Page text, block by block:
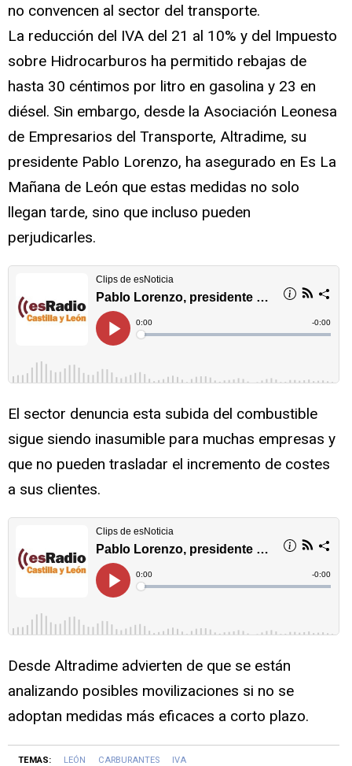
no convencen al sector del transporte.
La reducción del IVA del 21 al 10% y del Impuesto
sobre Hidrocarburos ha permitido rebajas de
hasta 30 céntimos por litro en gasolina y 23 en
diésel. Sin embargo, desde la Asociación Leonesa
de Empresarios del Transporte, Altradime, su
presidente Pablo Lorenzo, ha asegurado en Es La
Mañana de León que estas medidas no solo
llegan tarde, sino que incluso pueden
perjudicarles.
El sector denuncia esta subida del combustible
sigue siendo inasumible para muchas empresas y
que no pueden trasladar el incremento de costes
a sus clientes.
Desde Altradime advierten de que se están
analizando posibles movilizaciones si no se
adoptan medidas más eficaces a corto plazo.
TEMAS: LEÓN CARBURANTES IVA